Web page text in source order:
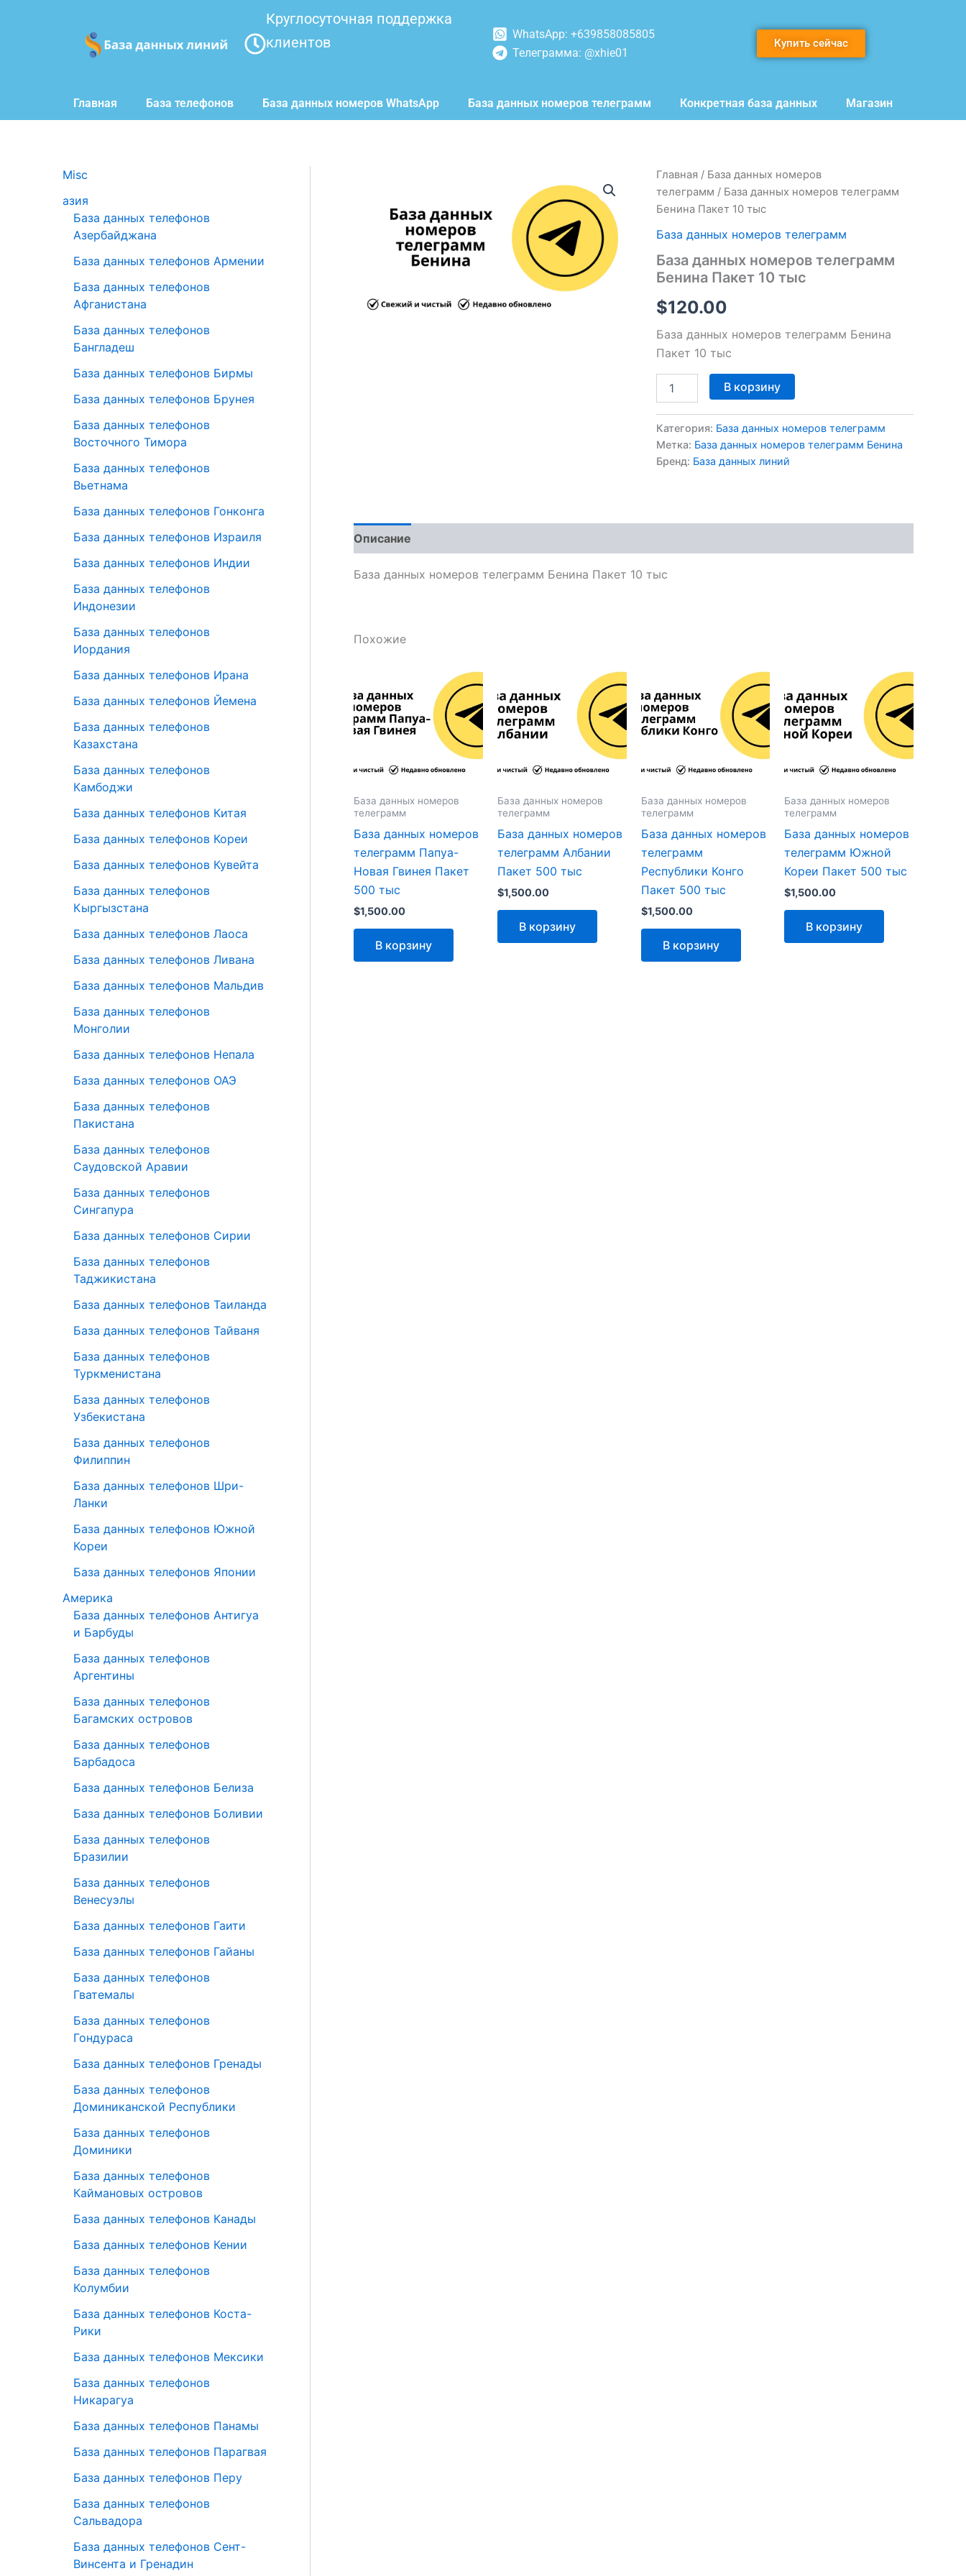
Круглосуточная поддержка
клиентов
WhatsApp: +639858085805
Телеграмма: @xhie01
Купить сейчас
Главная База телефонов База данных номеров WhatsApp База данных номеров телеграмм Конкретная база данных Магазин
Misc
азия
База данных телефонов
Азербайджана
База данных телефонов Армении
База данных телефонов
Афганистана
База данных телефонов
Бангладеш
База данных телефонов Бирмы
База данных телефонов Брунея
База данных телефонов
Восточного Тимора
База данных телефонов
Вьетнама
База данных телефонов Гонконга
База данных телефонов Израиля
База данных телефонов Индии
База данных телефонов
Индонезии
База данных телефонов
Иордания
База данных телефонов Ирана
База данных телефонов Йемена
База данных телефонов
Казахстана
База данных телефонов
Камбоджи
База данных телефонов Китая
База данных телефонов Кореи
База данных телефонов Кувейта
База данных телефонов
Кыргызстана
База данных телефонов Лаоса
База данных телефонов Ливана
База данных телефонов Мальдив
База данных телефонов
Монголии
База данных телефонов Непала
База данных телефонов ОАЭ
База данных телефонов
Пакистана
База данных телефонов
Саудовской Аравии
База данных телефонов
Сингапура
База данных телефонов Сирии
База данных телефонов
Таджикистана
База данных телефонов Таиланда
База данных телефонов Тайваня
База данных телефонов
Туркменистана
База данных телефонов
Узбекистана
База данных телефонов
Филиппин
База данных телефонов Шри-
Ланки
База данных телефонов Южной
Кореи
База данных телефонов Японии
Америка
База данных телефонов Антигуа
и Барбуды
База данных телефонов
Аргентины
База данных телефонов
Багамских островов
База данных телефонов
Барбадоса
База данных телефонов Белиза
База данных телефонов Боливии
База данных телефонов
Бразилии
База данных телефонов
Венесуэлы
База данных телефонов Гаити
База данных телефонов Гайаны
База данных телефонов
Гватемалы
База данных телефонов
Гондураса
База данных телефонов Гренады
База данных телефонов
Доминиканской Республики
База данных телефонов
Доминики
База данных телефонов
Каймановых островов
База данных телефонов Канады
База данных телефонов Кении
База данных телефонов
Колумбии
База данных телефонов Коста-
Рики
База данных телефонов Мексики
База данных телефонов
Никарагуа
База данных телефонов Панамы
База данных телефонов Парагвая
База данных телефонов Перу
База данных телефонов
Сальвадора
База данных телефонов Сент-
Винсента и Гренадин
Главная / База данных номеров
телеграмм / База данных номеров телеграмм
Бенина Пакет 10 тыс
База данных номеров телеграмм
База данных номеров телеграмм
Бенина Пакет 10 тыс
$120.00
База данных номеров телеграмм Бенина
Пакет 10 тыс
Количество
данных
номеров
телеграмм
Бенина
Пакет
тыс
В корзину
Категория: База данных номеров телеграмм
Метка: База данных номеров телеграмм Бенина
Бренд: База данных линий
Описание
База данных номеров телеграмм Бенина Пакет 10 тыс
Похожие
База данных номеров
телеграмм
База данных номеров
телеграмм Папуа-
Новая Гвинея Пакет
500 тыс
$1,500.00
В корзину
База данных номеров
телеграмм
База данных номеров
телеграмм Албании
Пакет 500 тыс
$1,500.00
В корзину
База данных номеров
телеграмм
База данных номеров
телеграмм
Республики Конго
Пакет 500 тыс
$1,500.00
В корзину
База данных номеров
телеграмм
База данных номеров
телеграмм Южной
Кореи Пакет 500 тыс
$1,500.00
В корзину